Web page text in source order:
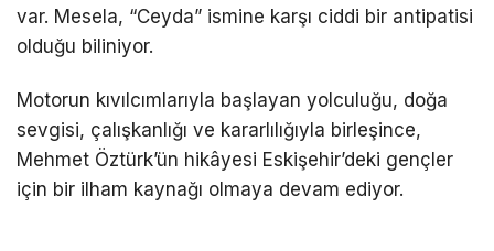
var. Mesela, “Ceyda” ismine karşı ciddi bir antipatisi
olduğu biliniyor.
Motorun kıvılcımlarıyla başlayan yolculuğu, doğa
sevgisi, çalışkanlığı ve kararlılığıyla birleşince,
Mehmet Öztürk’ün hikâyesi Eskişehir’deki gençler
için bir ilham kaynağı olmaya devam ediyor.